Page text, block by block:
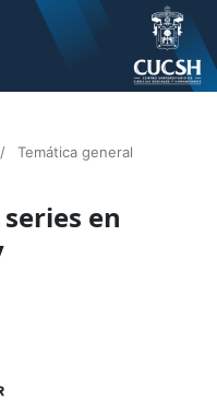
/ Temática general
en